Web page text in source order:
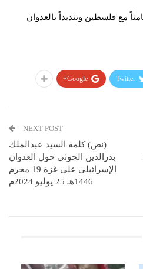
مع فلسطين وتنديداً بالعدوان
Twitter
Google+
NEXT POST
(نص) كلمة السيد عبدالملك
بدرالدين الحوثي حول العدوان
الإسرائيلي على غزة 19 محرم
1446هـ 25 يوليو 2024م